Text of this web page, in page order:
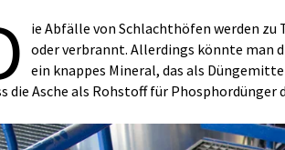
ie Abfälle von Schlachthöfen werden
oder verbrannt. Allerdings könnte man
ein knappes Mineral, das als
die Asche als Rohstoff für Phosphordünger